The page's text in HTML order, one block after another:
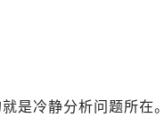
是冷静分析问题所在